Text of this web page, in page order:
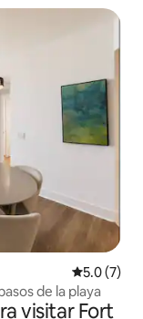
5.0 (7)
de la playa
visitar Fort